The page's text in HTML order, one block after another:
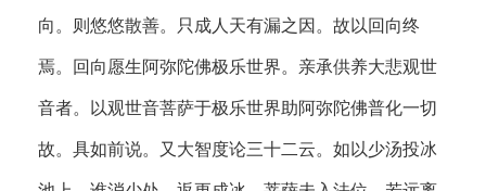
向。则悠悠散善。只成人天有漏之因。故以回向终
焉。回向愿生阿弥陀佛极乐世界。亲承供养大悲观世
音者。以观世音菩萨于极乐世界助阿弥陀佛普化一切
故。具如前说。又大智度论三十二云。如以少汤投冰